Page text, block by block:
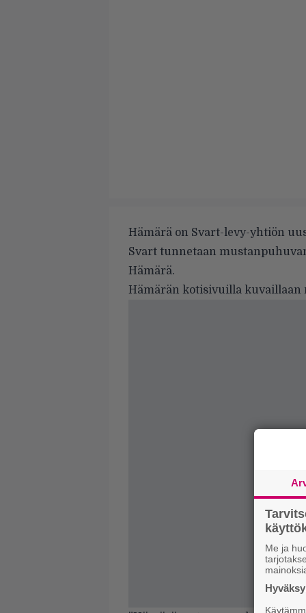
Hämärä on Svart-levy-yhtiön
Svart tunnetaan
Hämärä.
Hämärän kotisivuilla kuvaillaan
Me ja